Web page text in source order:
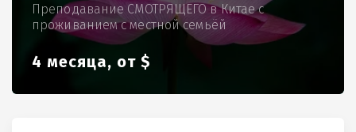
Преподавание СМОТРЯЩЕГО в Китае с
проживанием с местной семьёй
4 месяца, от $